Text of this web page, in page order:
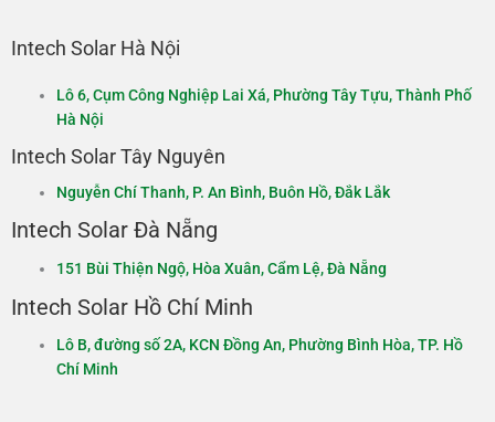
Intech Solar Hà Nội
Lô 6, Cụm Công Nghiệp Lai Xá, Phường Tây Tựu, Thành Phố
Hà Nội​
Intech Solar Tây Nguyên
Nguyễn Chí Thanh, P. An Bình, Buôn Hồ, Đắk Lắk​​
Intech Solar Đà Nẵng
151 Bùi Thiện Ngộ, Hòa Xuân, Cẩm Lệ, Đà Nẵng
Intech Solar Hồ Chí Minh
Lô B, đường số 2A, KCN Đồng An, Phường Bình Hòa, TP. Hồ
Chí Minh